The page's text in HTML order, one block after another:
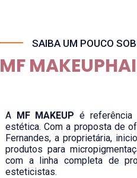
SAIBA UM POUCO
MF
A MF MAKEUP é referência
estética. Com a proposta de
Fernandes, a proprietária,
produtos para
com a linha completa de
esteticistas.